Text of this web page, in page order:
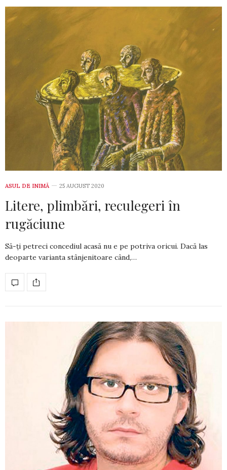
ASUL DE INIMĂ 25 AUGUST 2020
Litere, plimbări, reculegeri în
rugăciune
Să-ţi petreci concediul acasă nu e pe po­triva oricui. Dacă las
deoparte va­rian­ta stânjenitoare când,…